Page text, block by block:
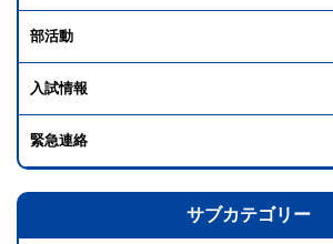
部活動
入試情報
緊急連絡
サブカテゴリー